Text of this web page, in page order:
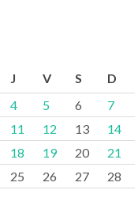
J V S D
4 5 6
7
11 12 13
14
18 19 20
21
25 26 27
28